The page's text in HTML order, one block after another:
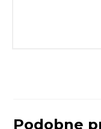
Podobne